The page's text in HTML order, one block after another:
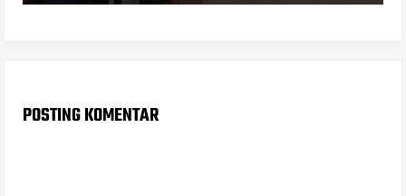
POSTING KOMENTAR